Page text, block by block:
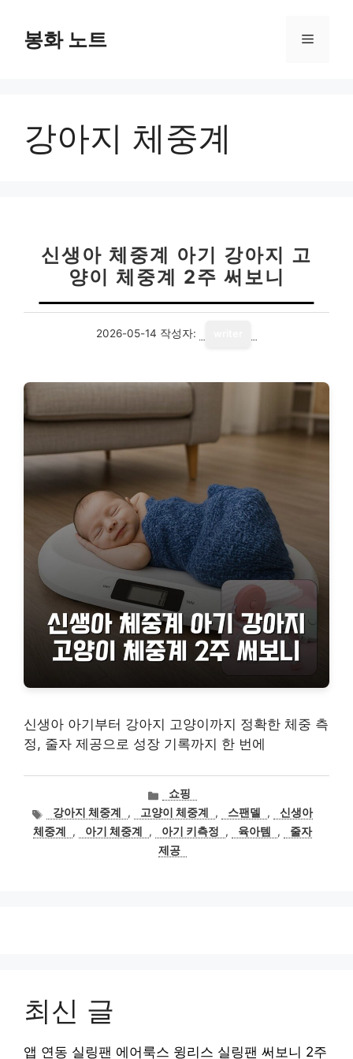
봉화 노트 메
강아지 체중계
신생아 체중계 아기 강아지 고
양이 체중계 2주 써보니
2026-05-14 작성자:
신생아 아기부터 강아지 고양이까지 정확한 체중 측
정, 줄자 제공으로 성장 기록까지 한 번에
카
테
고
리
쇼핑
태
그
강아지 체중계 , 고양이 체중계 , 스팬델 ,
신생아
체중계
, 아기 체중계 , 아기 키측정 , 육아템 ,
줄자
제공
최신 글
앱 연동 실링팬 에어룩스 윙리스 실링팬 써보니 2주